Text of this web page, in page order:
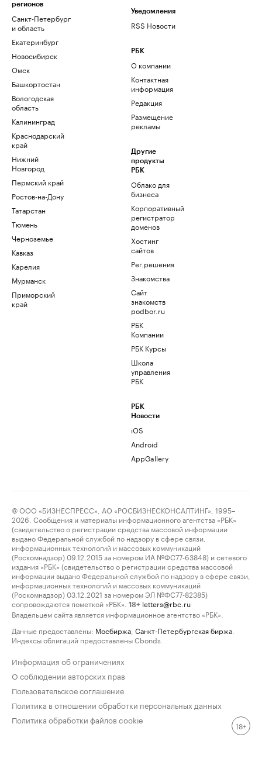
регионов
Санкт-Петербург
и область
Екатеринбург
Новосибирск
Омск
Башкортостан
Вологодская
область
Калининград
Краснодарский
край
Нижний
Новгород
Пермский край
Ростов-на-Дону
Татарстан
Тюмень
Черноземье
Кавказ
Карелия
Мурманск
Приморский
край
Уведомления
RSS Новости
РБК
О компании
Контактная
информация
Редакция
Размещение
рекламы
Другие
продукты
РБК
Облако для
бизнеса
Корпоративный
регистратор
доменов
Хостинг
сайтов
Рег.решения
Знакомства
Сайт
знакомств
podbor.ru
РБК
Компании
РБК Курсы
Школа
управления
РБК
РБК
Новости
iOS
Android
AppGallery
© ООО «БИЗНЕСПРЕСС», АО «РОСБИЗНЕСКОНСАЛТИНГ», 1995–
2026. Сообщения и материалы информационного агентства «РБК»
(свидетельство о регистрации средства массовой информации
выдано Федеральной службой по надзору в сфере связи,
информационных технологий и массовых коммуникаций
(Роскомнадзор) 09.12.2015 за номером ИА №ФС77-63848) и сетевого
издания «РБК» (свидетельство о регистрации средства массовой
информации выдано Федеральной службой по надзору в сфере связи,
информационных технологий и массовых коммуникаций
(Роскомнадзор) 03.12.2021 за номером ЭЛ №ФС77-82385)
сопровождаются пометкой «РБК».
18+ letters@rbc.ru
Владельцем сайта является информационное агентство «РБК».
Данные предоставлены: Мосбиржа Санкт-Петербургская биржа
Индексы облигаций предоставлены Cbonds.
Информация об ограничениях
О соблюдении авторских прав
Пользовательское соглашение
Политика в отношении обработки персональных данных
Политика обработки файлов cookie
18+